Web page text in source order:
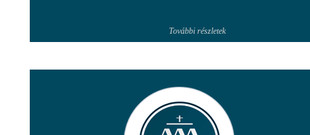
További részletek